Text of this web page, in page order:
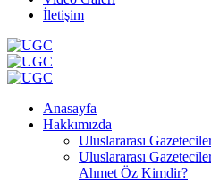
İletişim
Anasayfa
Hakkımızda
Uluslararası
Uluslararası
Ahmet Öz Kimdir?